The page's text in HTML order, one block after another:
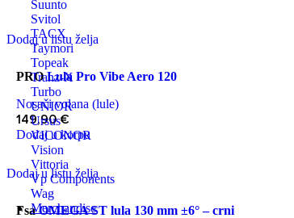
Suunto
Svitol
TACX
Taymori
Topeak
Tranz-X
Turbo
UNIOR
Ursus
VICONOR
Vision
Vittoria
Vp Components
Wag
Merchandise
Dodaj u listu želja
PROLula Pro Vibe Aero 120
Nosači volana (lule)
149,90€
Dodaj u korpu
Dodaj u listu želja
FsaOMEGA ST lula 130 mm ±6° – crni